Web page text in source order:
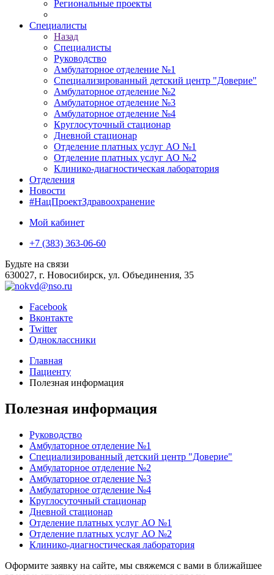
Региональные проекты
Специалисты
Назад
Специалисты
Руководство
Амбулаторное отделение №1
Специализированный детский центр "Доверие"
Амбулаторное отделение №2
Амбулаторное отделение №3
Амбулаторное отделение №4
Круглосуточный стационар
Дневной стационар
Отделение платных услуг АО №1
Отделение платных услуг АО №2
Клинико-диагностическая лаборатория
Отделения
Новости
#НацПроектЗдравоохранение
Мой кабинет
+7 (383) 363-06-60
Будьте на связи
630027, г. Новосибирск, ул. Объединения, 35
Facebook
Вконтакте
Twitter
Одноклассники
Главная
Пациенту
Полезная информация
Полезная информация
Руководство
Амбулаторное отделение №1
Специализированный детский центр "Доверие"
Амбулаторное отделение №2
Амбулаторное отделение №3
Амбулаторное отделение №4
Круглосуточный стационар
Дневной стационар
Отделение платных услуг АО №1
Отделение платных услуг АО №2
Клинико-диагностическая лаборатория
Оформите заявку на сайте, мы свяжемся с вами в ближайшее